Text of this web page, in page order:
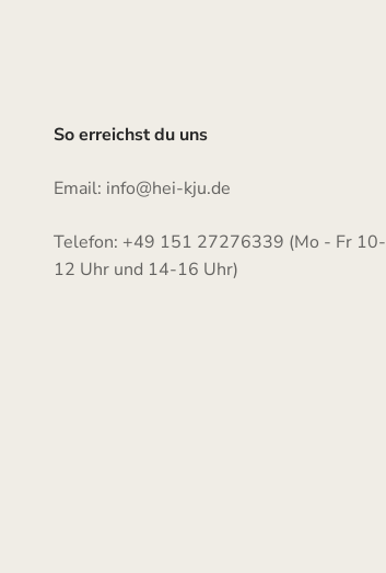
So erreichst du uns
Email: info@hei-kju.de
Telefon: +49 151 27276339 (Mo - Fr 10-
12 Uhr und 14-16 Uhr)